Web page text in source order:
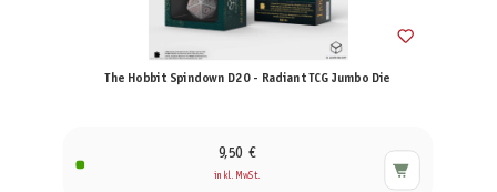
The Hobbit Spindown D20 - Radiant TCG Jumbo Die
9,50 €
inkl. MwSt.